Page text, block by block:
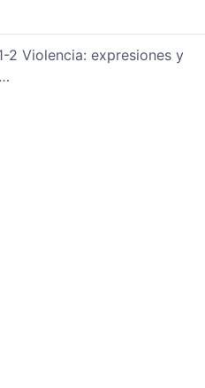
2 Violencia: expresiones y
…